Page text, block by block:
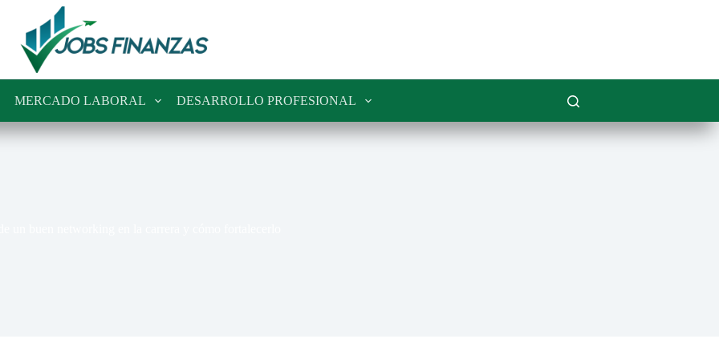
MERCADO LABORAL DESARROLLO PROFESIONAL